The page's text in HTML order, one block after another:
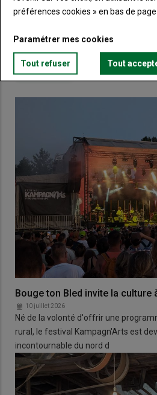
Lien Créez un
VOUS AIMEREZ AUSSI
Bouge ton Bled invite la culture
10 juillet 2026
Né de la volonté d'offrir une
rural, le festival Kampagn'Arts est
incontournable du nord d
préférences cookies » en bas de page
Paramétrer mes cookies
Tout refuser Tout